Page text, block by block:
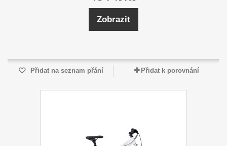
Zobrazit
Přidat na seznam přání Přidat k porovnání